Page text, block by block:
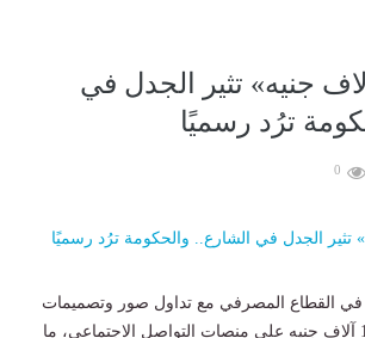
الـ«10 آلاف جنيه» تثير الجدل في
ترُد رسميًا
0
القطاع المصرفي مع تداول صور وتصميمات
لورقة نقدية من فئة 10 آلاف جنيه على منصات التواصل الاجتماعي، ما